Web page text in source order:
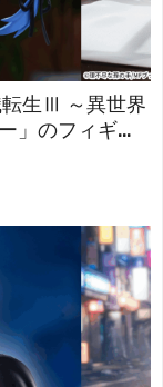
生Ⅲ ～異世界
」のフィギュ